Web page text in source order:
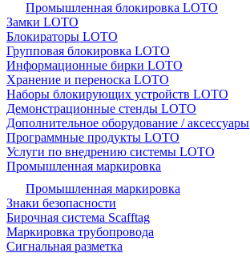
Промышленная блокировка LOTO
Замки LOTO
Блокираторы LOTO
Групповая блокировка LOTO
Информационные бирки LOTO
Хранение и переноска LOTO
Наборы блокирующих устройств LOTO
Демонстрационные стенды LOTO
Дополнительное оборудование / аксессуары
Программные продукты LOTO
Услуги по внедрению системы LOTO
Промышленная маркировка
Промышленная маркировка
Знаки безопасности
Бирочная система Scafftag
Маркировка трубопровода
Сигнальная разметка